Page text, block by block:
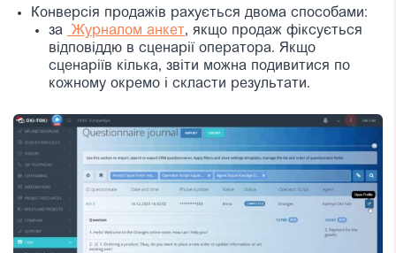
Конверсія продажів рахується двома способами:
за
Журналом анкет, якщо продаж фіксується
відповіддю в сценарії оператора. Якщо
сценаріїв кілька, звіти можна подивитися по
кожному окремо і скласти результати.